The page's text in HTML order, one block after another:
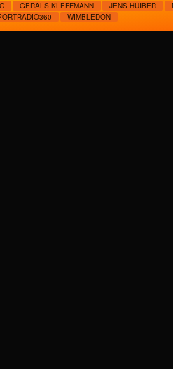
GERALS KLEFFMANN JENS HUIBER
WIMBLEDON